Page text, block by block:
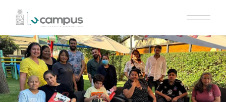
content